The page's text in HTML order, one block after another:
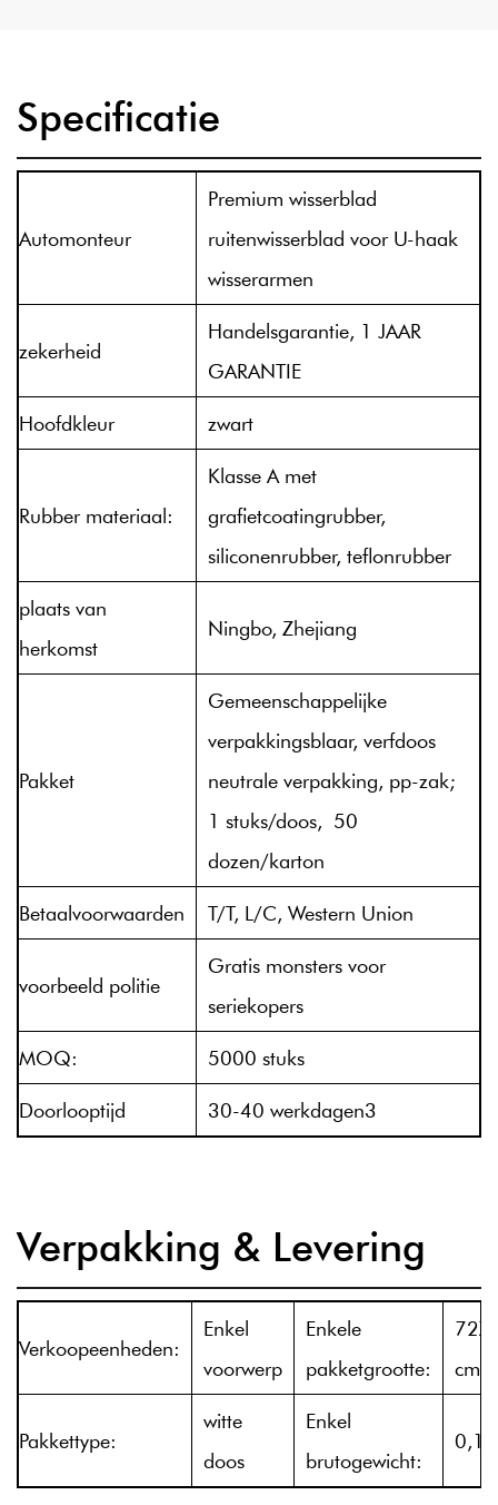
Specificatie
Automonteur
Premium wisserblad
ruitenwisserblad voor U-haak
wisserarmen
zekerheid
Handelsgarantie, 1 JAAR
GARANTIE
Hoofdkleur
zwart
Rubber materiaal:
Klasse A met
grafietcoatingrubber,
siliconenrubber, teflonrubber
plaats van
herkomst
Ningbo, Zhejiang
Pakket
Gemeenschappelijke
verpakkingsblaar, verfdoos
neutrale verpakking, pp-zak;
1 stuks/doos, 50
dozen/karton
Betaalvoorwaarden
T/T, L/C, Western Union
voorbeeld politie
Gratis monsters voor
seriekopers
MOQ:
5000 stuks
Doorlooptijd
30-40 werkdagen3
Verpakking & Levering
Verkoopeenheden:
Enkel
voorwerp
Enkele
pakketgrootte:
cm
Pakkettype:
witte
doos
Enkel
brutogewicht: